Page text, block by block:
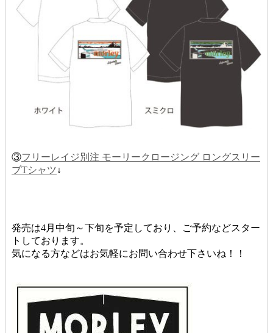
③フリーレイジ別注 モーリークロージング ロングスリー
ブTシャツ↓
発売は4月中旬～下旬を予定しており、ご予約などスター
トしております。
気になる方などはお気軽にお問い合わせ下さいね！！